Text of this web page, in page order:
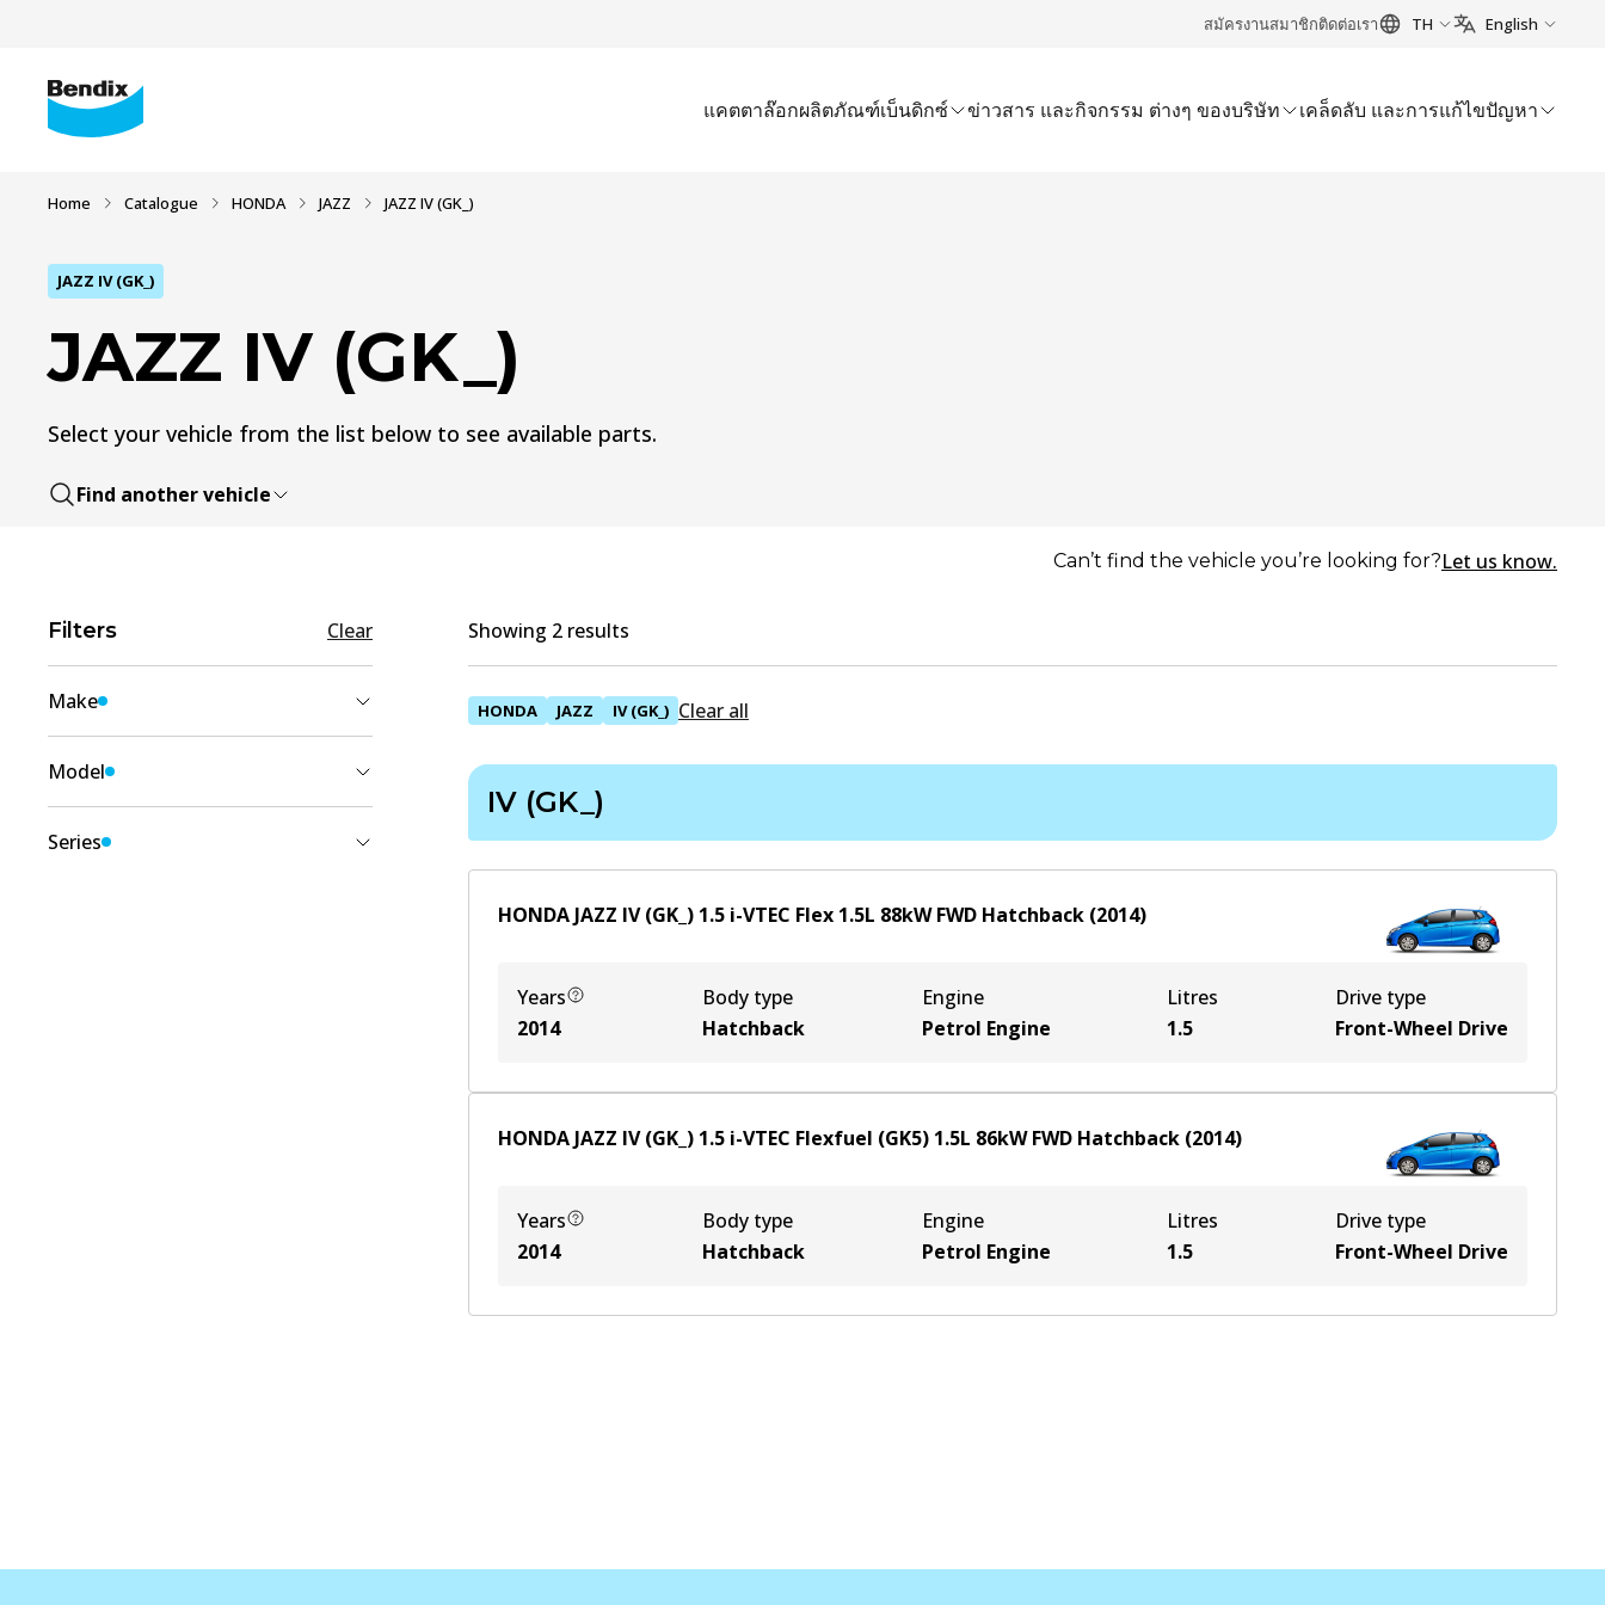
สมัครงานสมาชิกติดต่อเรา TH English
แคตตาล๊อกผลิตภัณฑ์เบ็นดิกซ์ ข่าวสาร และกิจกรรม ต่างๆ ของบริษัท เคล็ดลับ และการแก้ไขปัญหา
Home Catalogue HONDA JAZZ JAZZ IV (GK_)
JAZZ IV (GK_)
JAZZ IV (GK_)
Select your vehicle from the list below to see available parts.
Find another vehicle
Can’t find the vehicle you’re looking for?Let us know.
Filters Clear
Make
Model
Series
Showing 2 results
HONDA JAZZ IV (GK_) Clear all
IV (GK_)
HONDA JAZZ IV (GK_) 1.5 i-VTEC Flex 1.5L 88kWFWD Hatchback (2014)
Years
2014
Body type
Hatchback
Engine
Petrol Engine
Litres
1.5
Drive type
Front-Wheel Drive
HONDA JAZZ IV (GK_) 1.5 i-VTEC Flexfuel (GK5) 1.5L 86kWFWD Hatchback (2014)
Years
2014
Body type
Hatchback
Engine
Petrol Engine
Litres
1.5
Drive type
Front-Wheel Drive